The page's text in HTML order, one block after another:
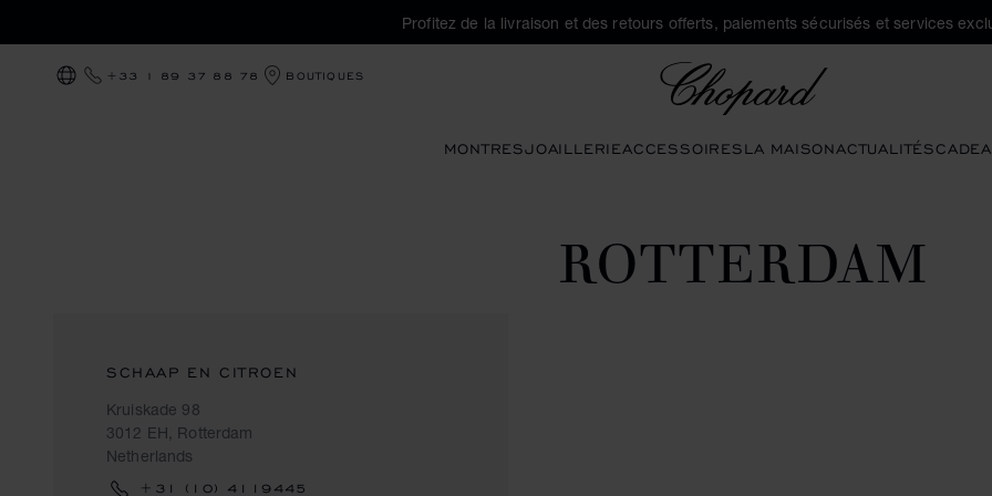
Profitez de la livraison et des retours offerts, paiements sécurisés et services
LOCALISATION (CHANGER DE PAYS)
+33 1 89 37 88 78 BOUTIQUES
MONTRESJOAILLERIEACCESSOIRESLA MAISONACTUALITÉS
ROTTERDAM
SCHAAP EN CITROEN
Kruiskade 98
3012 EH, Rotterdam
Netherlands
+31 (10) 4119445